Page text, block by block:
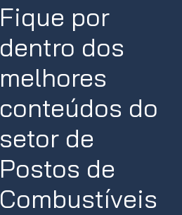
Fique por
dentro dos
melhores
conteúdos do
setor de
Postos de
Combustíveis